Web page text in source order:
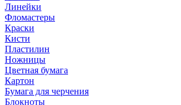
Линейки
Фломастеры
Краски
Кисти
Пластилин
Ножницы
Цветная бумага
Картон
Бумага для черчения
Блокноты